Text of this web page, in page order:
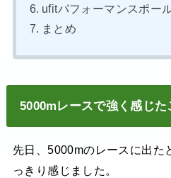
ufitパフォーマンスポー
まとめ
5000mレースで強く感じた
先日、5000mのレースに出た
っきり感じました。